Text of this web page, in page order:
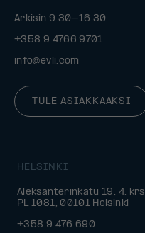
Arkisin 9.30–16.30
+358 9 4766 9701
info@evli.com
TULE ASIAKKAAKSI
HELSINKI
Aleksanterinkatu 19, 4. krs
PL 1081, 00101 Helsinki
+358 9 476 690